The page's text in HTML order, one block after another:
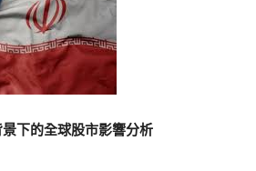
下的全球股市影響分析